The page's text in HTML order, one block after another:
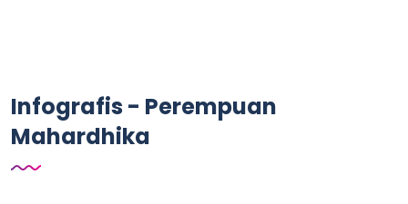
Infografis - Perempuan
Mahardhika